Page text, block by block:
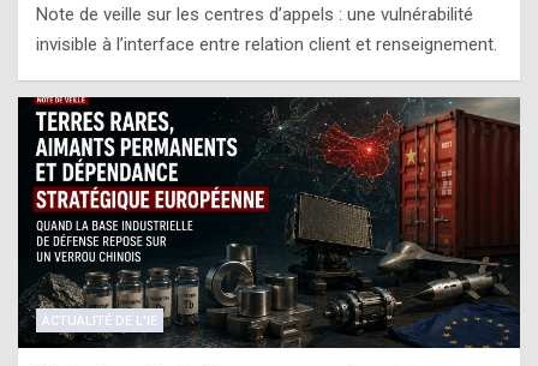
Note de veille sur les centres d’appels : une vulnérabilité
invisible à l’interface entre relation client et renseignement.
ACTUALITÉ DE L'IE